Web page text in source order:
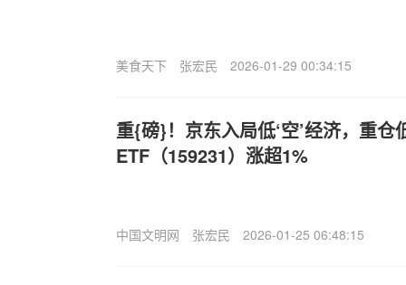
美食天下 张宏民 2026-01-29 00:34:15
重{磅}！京东入局低‘空’经济，重
ETF（159231）涨超1%
中国文明网 张宏民 2026-01-25 06:48:15